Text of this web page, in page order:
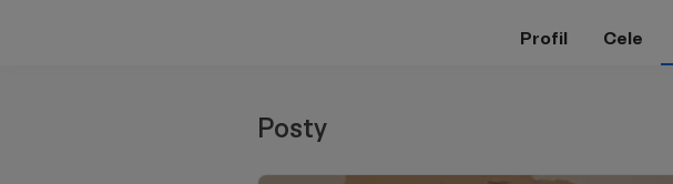
Profil Cele
Posty